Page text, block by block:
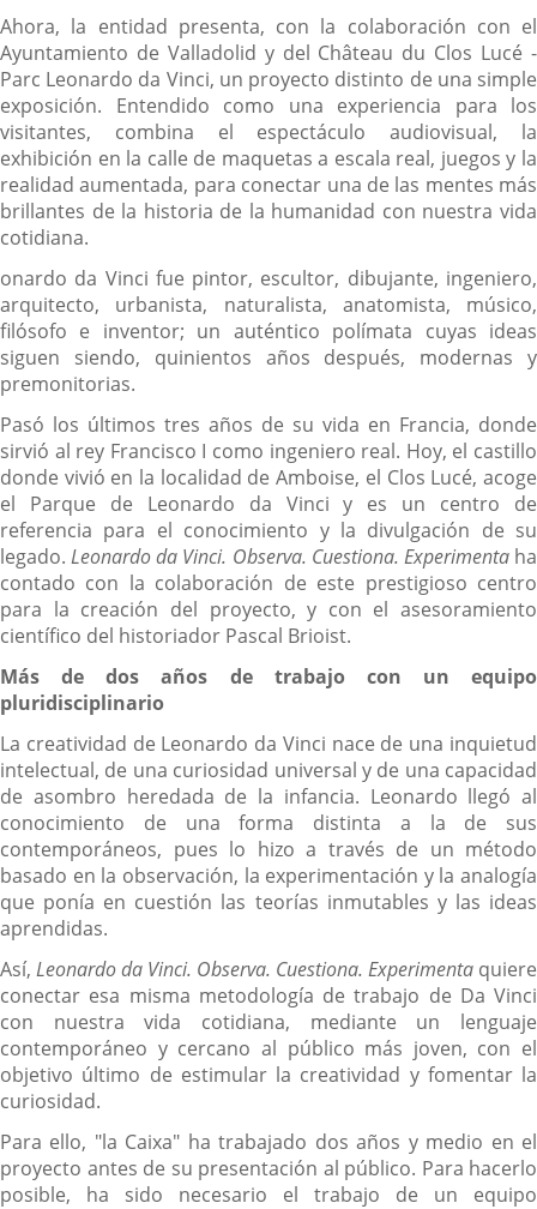
Ahora, la entidad presenta, con la colaboración con el
Ayuntamiento de Valladolid y del Château du Clos Lucé -
Parc Leonardo da Vinci, un proyecto distinto de una simple
exposición. Entendido como una experiencia para los
visitantes, combina el espectáculo audiovisual, la
exhibición en la calle de maquetas a escala real, juegos y la
realidad aumentada, para conectar una de las mentes más
brillantes de la historia de la humanidad con nuestra vida
cotidiana.
onardo da Vinci fue pintor, escultor, dibujante, ingeniero,
arquitecto, urbanista, naturalista, anatomista, músico,
filósofo e inventor; un auténtico polímata cuyas ideas
siguen siendo, quinientos años después, modernas y
premonitorias.
Pasó los últimos tres años de su vida en Francia, donde
sirvió al rey Francisco I como ingeniero real. Hoy, el castillo
donde vivió en la localidad de Amboise, el Clos Lucé, acoge
el Parque de Leonardo da Vinci y es un centro de
referencia para el conocimiento y la divulgación de su
legado.Leonardo da Vinci. Observa. Cuestiona. Experimentaha
contado con la colaboración de este prestigioso centro
para la creación del proyecto, y con el asesoramiento
científico del historiador Pascal Brioist.
Más de dos años de trabajo con un equipo
pluridisciplinario
La creatividad de Leonardo da Vinci nace de una inquietud
intelectual, de una curiosidad universal y de una capacidad
de asombro heredada de la infancia. Leonardo llegó al
conocimiento de una forma distinta a la de sus
contemporáneos, pues lo hizo a través de un método
basado en la observación, la experimentación y la analogía
que ponía en cuestión las teorías inmutables y las ideas
aprendidas.
Así, Leonardo da Vinci. Observa. Cuestiona. Experimenta quiere
conectar esa misma metodología de trabajo de Da Vinci
con nuestra vida cotidiana, mediante un lenguaje
contemporáneo y cercano al público más joven, con el
objetivo último de estimular la creatividad y fomentar la
curiosidad.
Para ello, "la Caixa" ha trabajado dos años y medio en el
proyecto antes de su presentación al público. Para hacerlo
posible, ha sido necesario el trabajo de un equipo